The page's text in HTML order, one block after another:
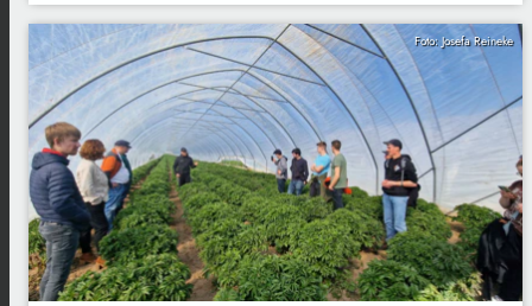
Foto: Josefa Reineke